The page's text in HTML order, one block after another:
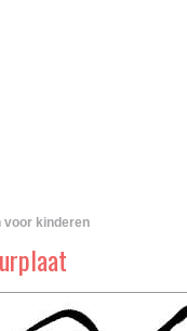
voor kinderen